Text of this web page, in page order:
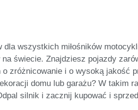
wszystkich miłośników
świecie. Znajdziesz pojazdy
zróżnicowanie i o wysoką jakość
domu lub garażu? W takim
silnik i zacznij kupować i